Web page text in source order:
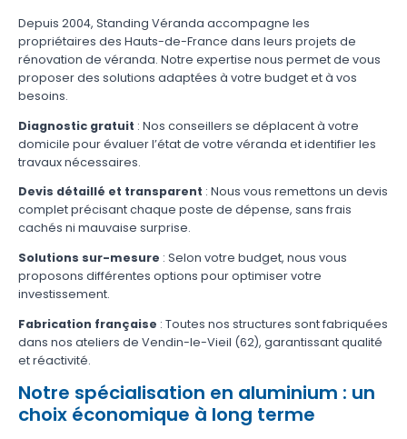
Depuis 2004, Standing Véranda accompagne les
propriétaires des Hauts-de-France dans leurs projets de
rénovation de véranda. Notre expertise nous permet de vous
proposer des solutions adaptées à votre budget et à vos
besoins.
Diagnostic gratuit : Nos conseillers se déplacent à votre
domicile pour évaluer l’état de votre véranda et identifier les
travaux nécessaires.
Devis détaillé et transparent : Nous vous remettons un devis
complet précisant chaque poste de dépense, sans frais
cachés ni mauvaise surprise.
Solutions sur-mesure : Selon votre budget, nous vous
proposons différentes options pour optimiser votre
investissement.
Fabrication française : Toutes nos structures sont fabriquées
dans nos ateliers de Vendin-le-Vieil (62), garantissant qualité
et réactivité.
Notre spécialisation en aluminium : un
choix économique à long terme